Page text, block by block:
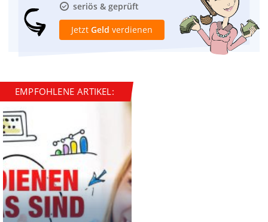
seriös & geprüft
Jetzt Geld verdienen
EMPFOHLENE ARTIKEL: